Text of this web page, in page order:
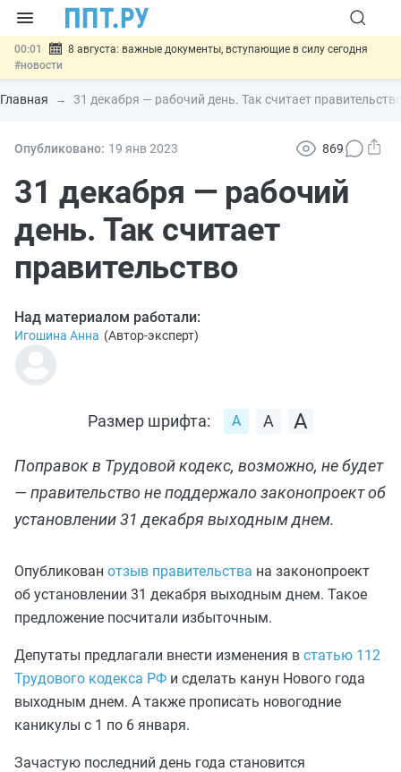
00:01
8 августа: важные документы, вступающие в силу сегодня
#новости
07.08 Подписан закон о блокировке продажи опасных товаров через
«Честный знак»#новости
07.08 Госпошлину за устранение ошибок в документах предлагают
07.08
Разработают единые критерии трудовых и ГПХ-
отношений
#новости
Главная 31 декабря — рабочий день. Так считает
Опубликовано: 19 янв2023 869
31 декабря — рабочий
день. Так считает
правительство
Над материалом работали:
Игошина Анна (Автор-эксперт)
Размер шрифта:
Поправок в Трудовой кодекс, возможно, не будет
— правительство не поддержало законопроект об
установлении 31 декабря выходным днем.
Опубликован отзыв правительства на законопроект
об установлении 31 декабря выходным днем. Такое
предложение посчитали избыточным.
Депутаты предлагали внести изменения в статью 112
Трудового кодекса РФ и сделать канун Нового года
выходным днем. А также прописать новогодние
каникулы с 1 по 6 января.
Зачастую последний день года становится